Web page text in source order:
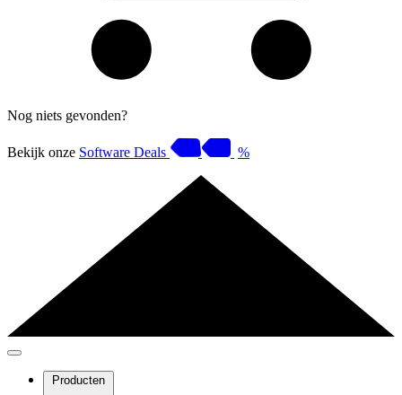
Nog niets gevonden?
Bekijk onze Software Deals %
Producten